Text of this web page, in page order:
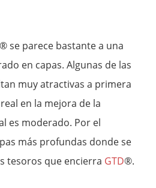
® se parece bastante a una
en capas. Algunas de las
muy atractivas a primera
en la mejora de la
es moderado. Por el
más profundas donde se
tesoros que encierra GTD®.